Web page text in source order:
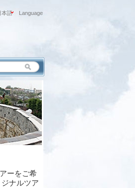
本語 Language
ーをご希
ナルツア